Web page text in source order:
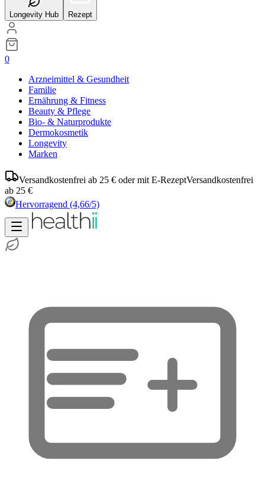
Longevity Hub Rezept
0
Arzneimittel & Gesundheit
Familie
Ernährung & Fitness
Beauty & Pflege
Bio- & Naturprodukte
Dermokosmetik
Longevity
Marken
Versandkostenfrei ab 25 € oder mit E-RezeptVersandkostenfrei
ab 25 €
Hervorragend (4,66/5)